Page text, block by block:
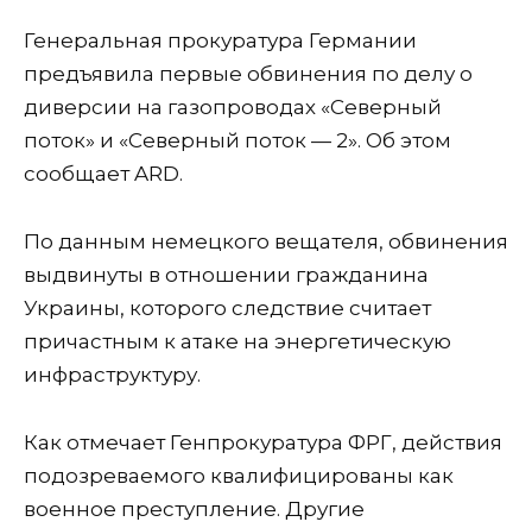
Генеральная прокуратура Германии
предъявила первые обвинения по делу о
диверсии на газопроводах «Северный
поток» и «Северный поток — 2». Об этом
сообщает ARD.
По данным немецкого вещателя, обвинения
выдвинуты в отношении гражданина
Украины, которого следствие считает
причастным к атаке на энергетическую
инфраструктуру.
Как отмечает Генпрокуратура ФРГ, действия
подозреваемого квалифицированы как
военное преступление. Другие